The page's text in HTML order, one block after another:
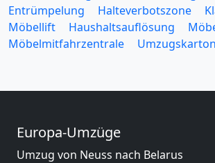
Entrümpelung
Halteverbotszone
Möbellift
Haushaltsauflösung
Möbelmitfahrzentrale
Europa-Umzüge
Umzug von Neuss nach Belarus